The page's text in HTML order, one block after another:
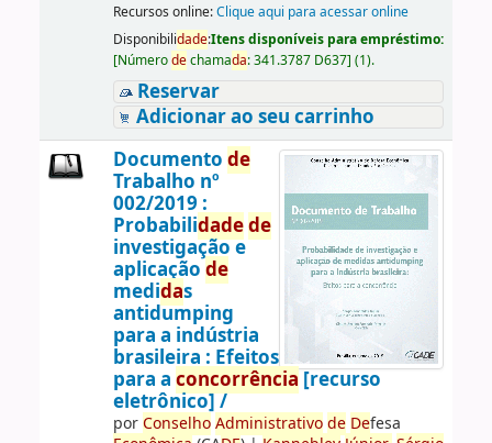
Recursos online:Clique aqui para acessar online
Disponibilidade:Itens disponíveis para empréstimo:
[Númerodechamada:341.3787 D637] (1).
Reservar
Adicionar ao seu carrinho
Documento de
Trabalho nº
002/2019 :
Probabilidadede
investigação e
aplicação de
medidas
antidumping
para a indústria
brasileira : Efeitos
para a concorrência [recurso
eletrônico] /
porConselho Administrativo de Defesa